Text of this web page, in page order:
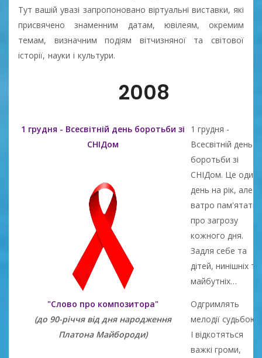
Тут вашій увазі запропоновано віртуальні виставки, які
присвячено знаменним датам, ювілеям, окремим
темам, визначним подіям вітчизняної та світової
історії, науки і культури.
2008
1 грудня - Всесвітній день боротьби зі
СНІДом
1 грудня -
Всесвітній день
боротьби зі
СНІДом. Це один
день на рік, але
ватро пам'ятати
про загрозу
кожного дня.
Задля себе та
дітей, нинішніх та
майбутніх…
"Слово про композитора"
(до 90-річчя від дня народження
Платона Майбороди)
Одгримлять
мелодії судьбою
І відкотяться
важкі громи,